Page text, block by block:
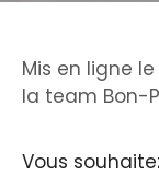
Mis en ligne le
la team Bon-
Vous